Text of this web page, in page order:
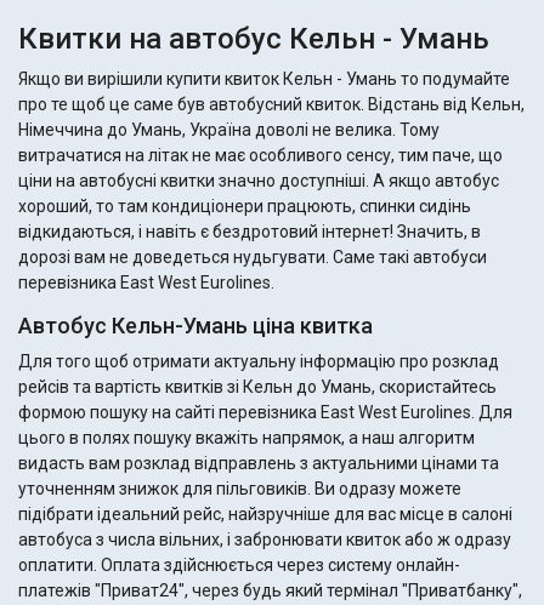
Квитки на автобус Кельн - Умань
Якщо ви вирішили купити квиток Кельн - Умань то подумайте
про те щоб це саме був автобусний квиток. Відстань від Кельн,
Німеччина до Умань, Україна доволі не велика. Тому
витрачатися на літак не має особливого сенсу, тим паче, що
ціни на автобусні квитки значно доступніші. А якщо автобус
хороший, то там кондиціонери працюють, спинки сидінь
відкидаються, і навіть є бездротовий інтернет! Значить, в
дорозі вам не доведеться нудьгувати. Саме такі автобуси
перевізника East West Eurolines.
Автобус Кельн-Умань ціна квитка
Для того щоб отримати актуальну інформацію про розклад
рейсів та вартість квитків зі Кельн до Умань, скористайтесь
формою пошуку на сайті перевізника East West Eurolines. Для
цього в полях пошуку вкажіть напрямок, а наш алгоритм
видасть вам розклад відправлень з актуальними цінами та
уточненням знижок для пільговиків. Ви одразу можете
підібрати ідеальний рейс, найзручніше для вас місце в салоні
автобуса з числа вільних, і забронювати квиток або ж одразу
оплатити. Оплата здійснюється через систему онлайн-
платежів "Приват24", через будь який термінал "Приватбанку",